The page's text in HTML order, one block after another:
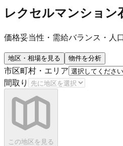
レクセルマンション
価格妥当性・需給バランス・人
地区・相場を見る 物件を分析
市区町村・エリア
間取り
この地区を見る